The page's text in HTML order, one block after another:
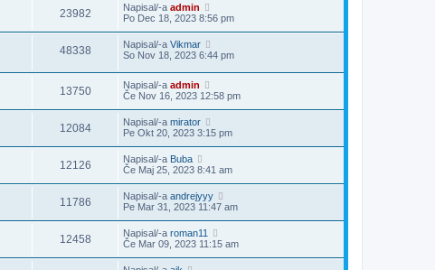
23982 Napisal/-a admin
Po Dec 18, 2023 8:56 pm
48338 Napisal/-a Vikmar
So Nov 18, 2023 6:44 pm
13750 Napisal/-a admin
Če Nov 16, 2023 12:58 pm
12084 Napisal/-a mirator
Pe Okt 20, 2023 3:15 pm
12126 Napisal/-a Buba
Če Maj 25, 2023 8:41 am
11786 Napisal/-a andrejyyy
Pe Mar 31, 2023 11:47 am
12458 Napisal/-a roman11
Če Mar 09, 2023 11:15 am